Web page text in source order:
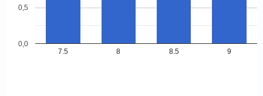
7.5 8 8.5 9
0,0
0,5